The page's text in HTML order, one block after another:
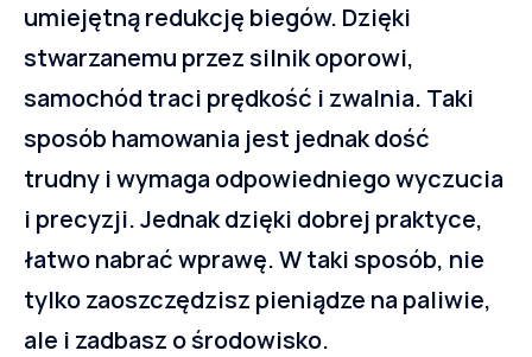
umiejętną redukcję biegów. Dzięki
stwarzanemu przez silnik oporowi,
samochód traci prędkość i zwalnia. Taki
sposób hamowania jest jednak dość
trudny i wymaga odpowiedniego wyczucia
i precyzji. Jednak dzięki dobrej praktyce,
łatwo nabrać wprawę. W taki sposób, nie
tylko zaoszczędzisz pieniądze na paliwie,
ale i zadbasz o środowisko.